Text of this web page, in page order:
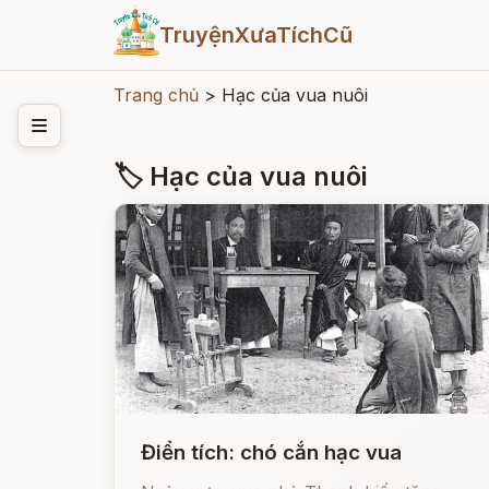
TruyệnXưaTíchCũ
Trang chủ > Hạc của vua nuôi
🏷 Hạc của vua nuôi
Điển tích: chó cắn hạc vua